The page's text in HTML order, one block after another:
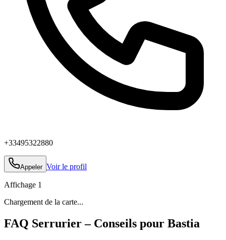
+33495322880
Appeler Voir le profil
Affichage 1
Chargement de la carte...
FAQ Serrurier – Conseils pour Bastia